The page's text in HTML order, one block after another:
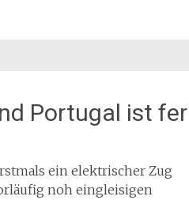
Portugal ist
ein elektrischer Zug
noh eingleisigen